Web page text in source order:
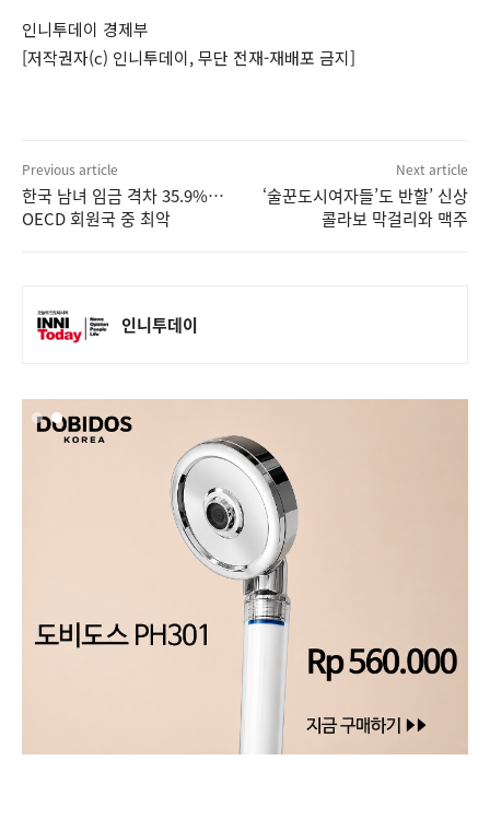
인니투데이 경제부
[저작권자(c) 인니투데이, 무단 전재-재배포 금지]
Previous article
한국 남녀 임금 격차 35.9%…
OECD 회원국 중 최악
Next article
‘술꾼도시여자들’도 반할’ 신상
콜라보 막걸리와 맥주
인니투데이